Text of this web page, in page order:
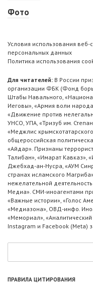
Фото
Условия использования
персональных данных
Политика использования
Для читателей: В России
организации ФБК (Фонд
Штабы Навального,
Иеговы», «Армия воли
«Движение против
УНСО, УПА, «Тризуб им.
«Меджлис
общероссийская
«Айдар». Признаны
Талибан», «Имарат Кавказ»,
Джебхад-ан-Нусра, «АУМ
странах исламского
нежелательной
Медиа». СМИ-иноагентами
«Важные истории», «Голос
«Медиазона», ОВД-инфо.
«Мемориал»,
Instagram и Facebook (Metа)
ПРАВИЛА ЦИТИРОВАНИЯ